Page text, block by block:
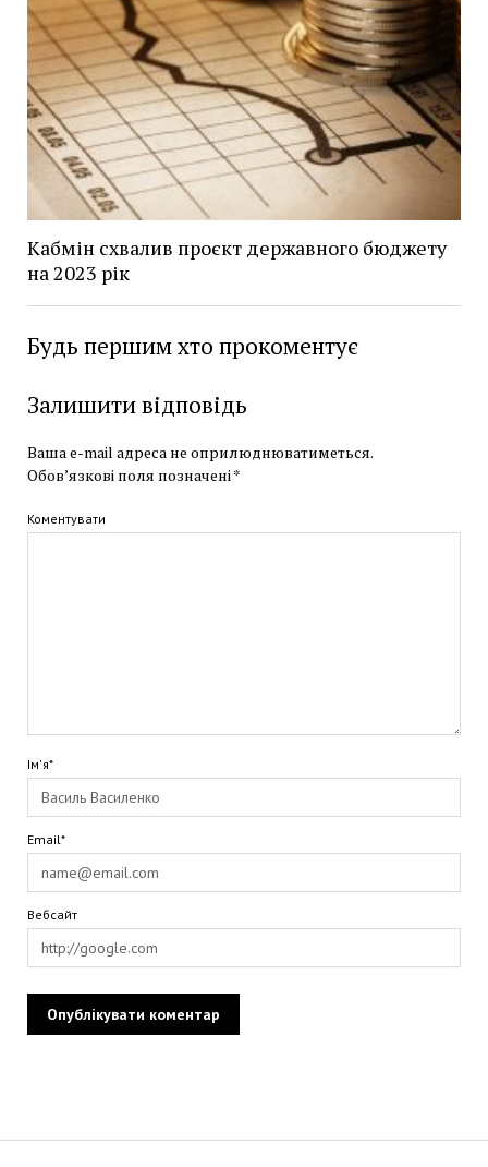
Кабмін схвалив проєкт державного бюджету
на 2023 рік
Будь першим хто прокоментує
Залишити відповідь
Ваша e-mail адреса не оприлюднюватиметься.
Обов’язкові поля позначені*
Коментувати
Ім'я*
Email*
Вебсайт